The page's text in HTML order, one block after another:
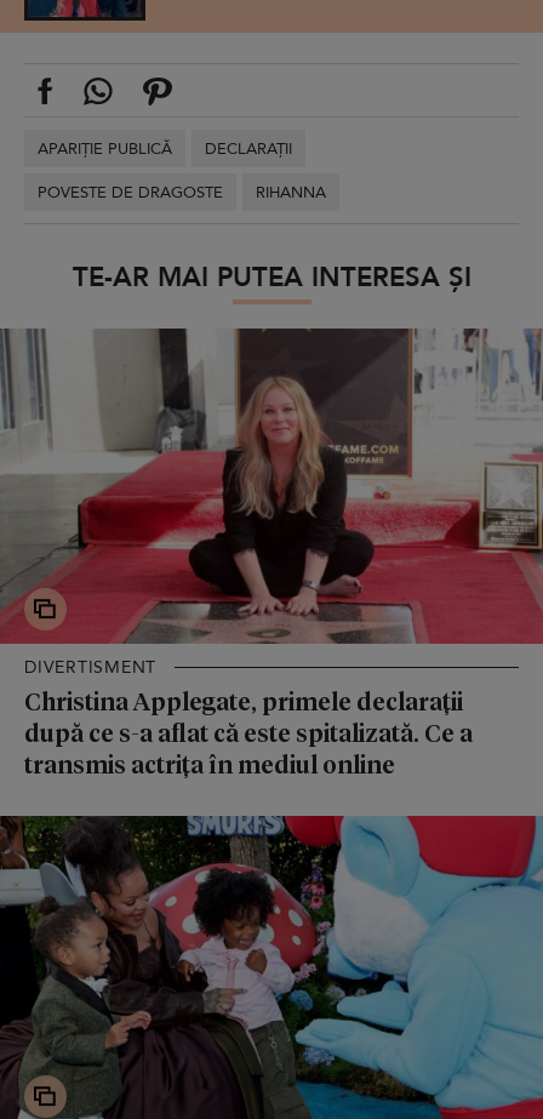
APARIȚIE PUBLICĂ
DECLARAȚII
POVESTE DE DRAGOSTE
RIHANNA
TE-AR MAI PUTEA INTERESA ȘI
DIVERTISMENT
Christina Applegate, primele declarații
după ce s-a aflat că este spitalizată. Ce a
transmis actrița în mediul online